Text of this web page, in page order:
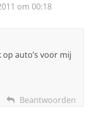
om 00:18
auto’s voor mij
Beantwoorden